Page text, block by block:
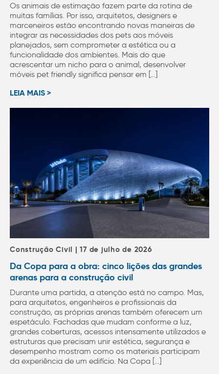
Os animais de estimação fazem parte da rotina de
muitas famílias. Por isso, arquitetos, designers e
marceneiros estão encontrando novas maneiras de
integrar as necessidades dos pets aos móveis
planejados, sem comprometer a estética ou a
funcionalidade dos ambientes. Mais do que
acrescentar um nicho para o animal, desenvolver
móveis pet friendly significa pensar em […]
LEIA MAIS >
Construção Civil | 17 de julho de 2026
Da Copa para a obra: cinco lições das grandes
arenas para a construção civil
Durante uma partida, a atenção está no campo. Mas,
para arquitetos, engenheiros e profissionais da
construção, as próprias arenas também oferecem um
espetáculo. Fachadas que mudam conforme a luz,
grandes coberturas, acessos intensamente utilizados e
estruturas que precisam unir estética, segurança e
desempenho mostram como os materiais participam
da experiência de um edifício. Na Copa […]